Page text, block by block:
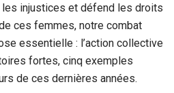
les injustices et défend les droits
ces femmes, notre combat
essentielle : l’action collective
fortes, cinq exemples
de ces dernières années.